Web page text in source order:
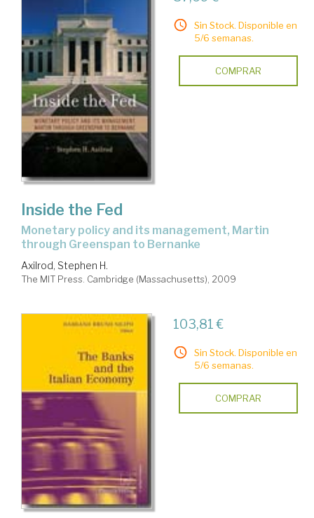
Sin Stock. Disponible en
5/6 semanas.
COMPRAR
Inside the Fed
monetary policy and its management, Martin
through Greenspan to Bernanke
Axilrod, Stephen H.
The MIT Press. Cambridge (Massachusetts), 2009
103,81 €
Sin Stock. Disponible en
5/6 semanas.
COMPRAR